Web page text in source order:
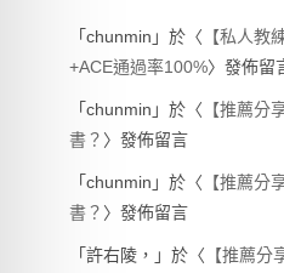
「chunmin 」於〈 【私人教
+ACE通過率100%〉發佈留
「chunmin 」於〈 【推薦分
書？ 〉發佈留言
「chunmin 」於〈 【推薦分
書？ 〉發佈留言
「許右陵， 」於〈 【推薦